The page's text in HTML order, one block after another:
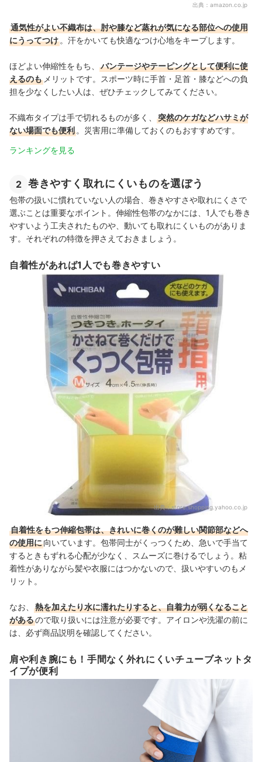
出典： amazon.co.jp
通気性がよい不織布は、肘や膝など蒸れが気になる部位への使用
にうってつけ 。汗をかいても快適なつけ心地をキープします。
ほどよい伸縮性をもち、
バンテージやテーピングとして便利に使
えるのも メリットです。スポーツ時に手首・足首・膝などへの負
担を少なくしたい人は、ぜひチェックしてみてください。
不織布タイプは手で切れるものが多く、
突然のケガなどハサミが
ない場面でも便利 。災害用に準備しておくのもおすすめです。
ランキングを見る
2 巻きやすく取れにくいものを選ぼう
包帯の扱いに慣れていない人の場合、巻きやすさや取れにくさで
選ぶことは重要なポイント。伸縮性包帯のなかには、1人でも巻き
やすいよう工夫されたものや、動いても取れにくいものがありま
す。それぞれの特徴を押さえておきましょう。
自着性があれば1人でも巻きやすい
出典：store.shopping.yahoo.co.jp
自着性をもつ伸縮包帯は、きれいに巻くのが難しい関節部などへ
の使用に向いています。包帯同士がくっつくため、急いで手当て
するときもずれる心配が少なく、スムーズに巻けるでしょう。粘
着性がありながら髪や衣服にはつかないので、扱いやすいのもメ
リット。
なお、
熱を加えたり水に濡れたりすると、自着力が弱くなること
があるので取り扱いには注意が必要です。アイロンや洗濯の前に
は、必ず商品説明を確認してください。
肩や利き腕にも！手間なく外れにくいチューブネットタ
イプが便利